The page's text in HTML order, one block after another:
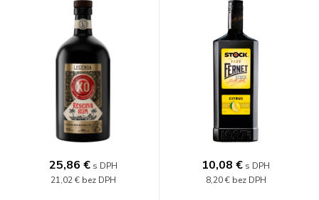
25,86 € s DPH
21,02 € bez DPH
10,08 € s DPH
8,20 € bez DPH